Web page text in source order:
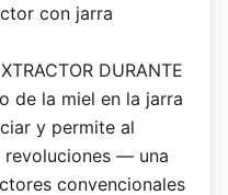
con jarra
DURANTE
de la miel en la jarra
y permite al
revoluciones — una
convencionales